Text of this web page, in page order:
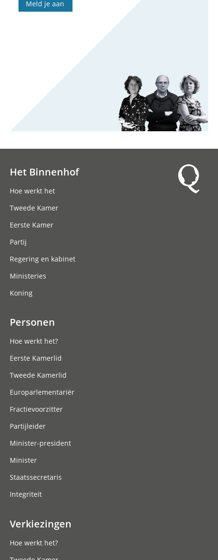
Meld je aan
Het Binnenhof
Hoe werkt het
Tweede Kamer
Eerste Kamer
Partij
Regering en kabinet
Ministeries
Koning
Personen
Hoe werkt het?
Eerste Kamerlid
Tweede Kamerlid
Europarlementariër
Fractievoorzitter
Partijleider
Minister-president
Minister
Staatssecretaris
Integriteit
Verkiezingen
Hoe werkt het?